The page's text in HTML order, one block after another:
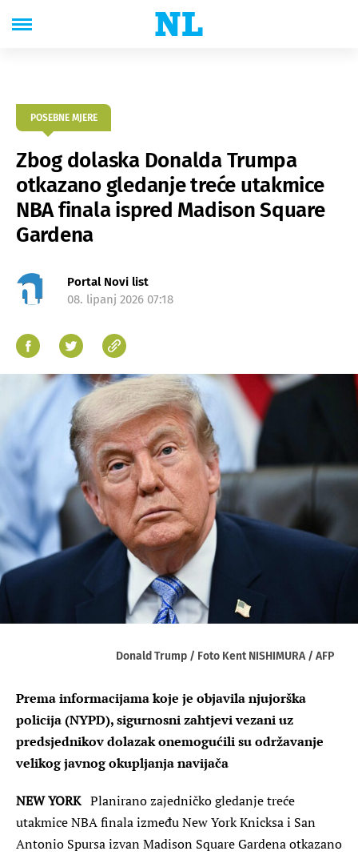
POSEBNE MJERE
Zbog dolaska Donalda Trumpa
otkazano gledanje treće utakmice
NBA finala ispred Madison Square
Gardena
Portal Novi list
08. lipanj 2026 07:18
Donald Trump / Foto Kent NISHIMURA / AFP
Prema informacijama koje je objavila njujorška
policija (NYPD), sigurnosni zahtjevi vezani uz
predsjednikov dolazak onemogućili su održavanje
velikog javnog okupljanja navijača
NEW YORK Planirano zajedničko gledanje treće
utakmice NBA finala između New York Knicksa i San
Antonio Spursa izvan Madison Square Gardena otkazano